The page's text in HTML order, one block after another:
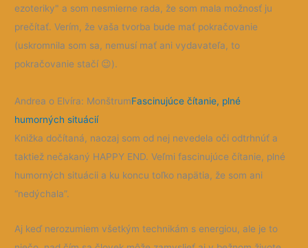
ezoteriky" a som nesmierne rada, že som mala možnosť ju
prečítať. Verím, že vaša tvorba bude mať pokračovanie
(uskromnila som sa, nemusí mať ani vydavateľa, to
pokračovanie stačí 😉).
Andrea o Elvíra: MonštrumFascinujúce čítanie, plné
humorných situácií
Knižka dočítaná, naozaj som od nej nevedela oči odtrhnúť a
taktiež nečakaný HAPPY END. Veľmi fascinujúce čítanie, plné
humorných situácii a ku koncu toľko napätia, že som ani
“nedýchala”.
Aj keď nerozumiem všetkým technikám s energiou, ale je to